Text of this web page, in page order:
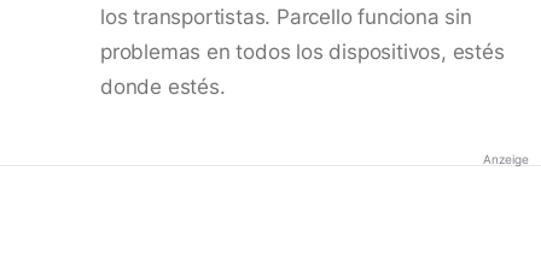
los transportistas. Parcello funciona sin
problemas en todos los dispositivos, estés
donde estés.
Anzeige